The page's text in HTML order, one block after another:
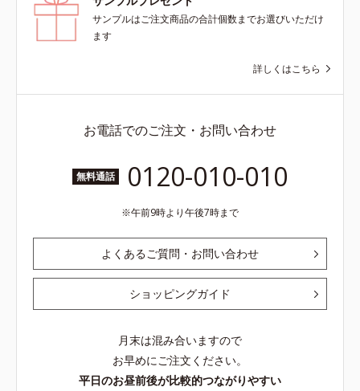
サンプルはご注文商品の合計個数までお選びいただけ
ます
詳しくはこちら
お電話でのご注文・お問い合わせ
無料通話 0120-010-010
午前9時より午後7時まで
よくあるご質問・お問い合わせ
ショッピングガイド
月末は混み合いますので
お早めにご注文ください。
平日のお昼前後が比較的つながりやすい